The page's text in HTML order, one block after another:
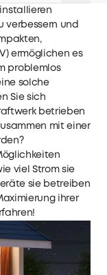
verbessern und
ermöglichen es
problemlos
solche
Sie sich
betrieben
mit einer
viel Strom sie
sie betreiben
ihrer